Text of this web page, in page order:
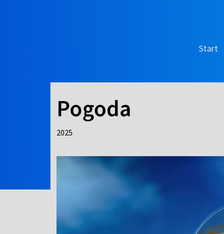
Start
Pogoda
2025